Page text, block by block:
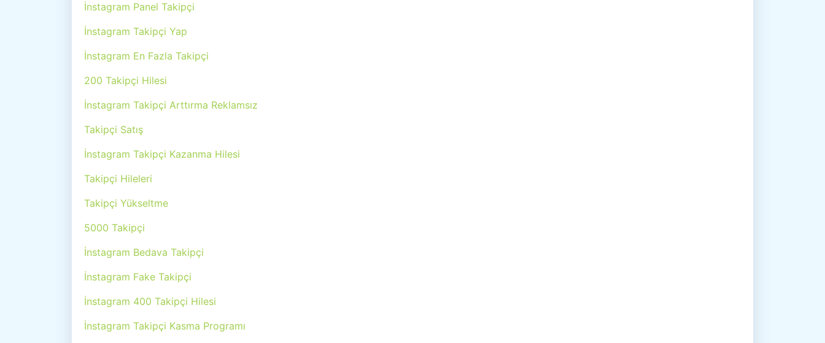
İnstagram Panel Takipçi
İnstagram Takipçi Yap
İnstagram En Fazla Takipçi
200 Takipçi Hilesi
İnstagram Takipçi Arttırma Reklamsız
Takipçi Satış
İnstagram Takipçi Kazanma Hilesi
Takipçi Hileleri
Takipçi Yükseltme
5000 Takipçi
İnstagram Bedava Takipçi
İnstagram Fake Takipçi
İnstagram 400 Takipçi Hilesi
İnstagram Takipçi Kasma Programı